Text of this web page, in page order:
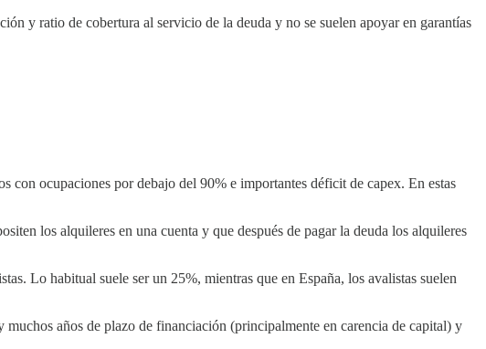
y ratio de cobertura al servicio de la deuda y no se suelen apoyar en garantías
con ocupaciones por debajo del 90% e importantes déficit de capex. En estas
los alquileres en una cuenta y que después de pagar la deuda los alquileres
Lo habitual suele ser un 25%, mientras que en España, los avalistas suelen
muchos años de plazo de financiación (principalmente en carencia de capital) y